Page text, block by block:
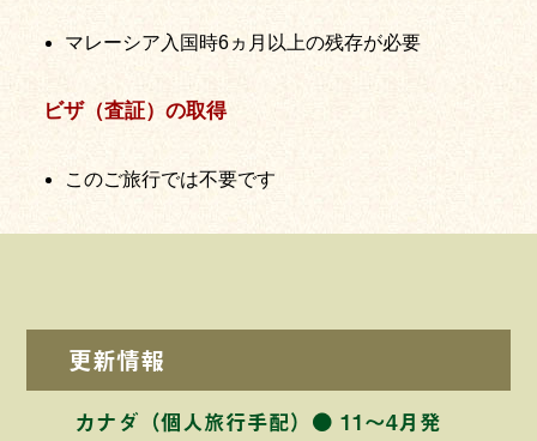
マレーシア入国時6ヵ月以上の残存が必要
ビザ（査証）の取得
このご旅行では不要です
更新情報
カナダ（個人旅行手配）● 11〜4月発